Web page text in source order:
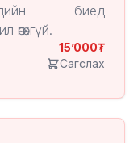
биед
өгөхгүй.
15’000
Сагслах